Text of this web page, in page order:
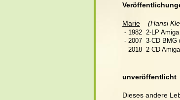
Marie (Hansi
- 1982  2-LP
- 2007  3-CD BMG
- 2018  2-CD
unveröffentlicht
Dieses andere